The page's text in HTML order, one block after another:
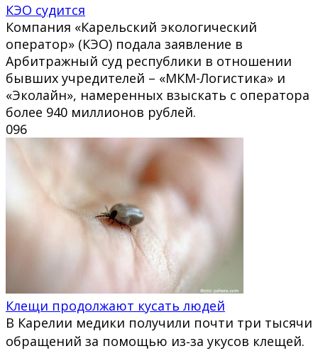
КЭО судится
Компания «Карельский экологический
оператор» (КЭО) подала заявление в
Арбитражный суд республики в отношении
бывших учредителей – «МКМ-Логистика» и
«Эколайн», намеренных взыскать с оператора
более 940 миллионов рублей.
096
Клещи продолжают кусать людей
В Карелии медики получили почти три тысячи
обращений за помощью из‑за укусов клещей.